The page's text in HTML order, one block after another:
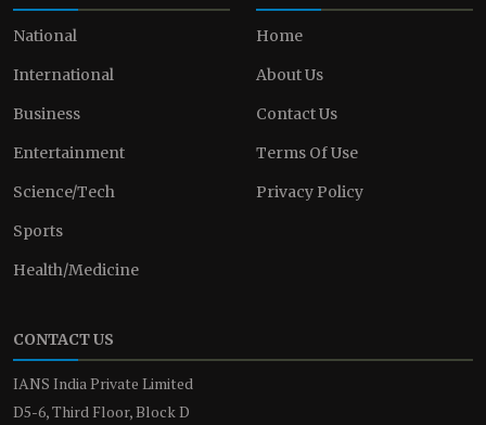
National
International
Business
Entertainment
Science/Tech
Sports
Health/Medicine
Home
About Us
Contact Us
Terms Of Use
Privacy Policy
CONTACT US
IANS India Private Limited
D5-6, Third Floor, Block D